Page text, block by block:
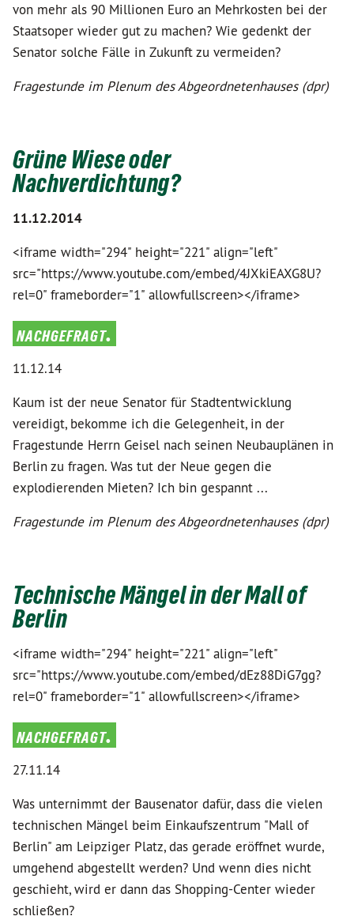
von mehr als 90 Millionen Euro an Mehrkosten bei der
Staatsoper wieder gut zu machen? Wie gedenkt der
Senator solche Fälle in Zukunft zu vermeiden?
Fragestunde im Plenum des Abgeordnetenhauses (dpr)
Grüne Wiese oder
Nachverdichtung?
11.12.2014
<iframe width="294" height="221" align="left"
src="https://www.youtube.com/embed/4JXkiEAXG8U?
rel=0" frameborder="1" allowfullscreen></iframe>
nachgefragt.
11.12.14
Kaum ist der neue Senator für Stadtentwicklung
vereidigt, bekomme ich die Gelegenheit, in der
Fragestunde Herrn Geisel nach seinen Neubauplänen in
Berlin zu fragen. Was tut der Neue gegen die
explodierenden Mieten? Ich bin gespannt ...
Fragestunde im Plenum des Abgeordnetenhauses (dpr)
Technische Mängel in der Mall of
Berlin
<iframe width="294" height="221" align="left"
src="https://www.youtube.com/embed/dEz88DiG7gg?
rel=0" frameborder="1" allowfullscreen></iframe>
nachgefragt.
27.11.14
Was unternimmt der Bausenator dafür, dass die vielen
technischen Mängel beim Einkaufszentrum "Mall of
Berlin" am Leipziger Platz, das gerade eröffnet wurde,
umgehend abgestellt werden? Und wenn dies nicht
geschieht, wird er dann das Shopping-Center wieder
schließen?